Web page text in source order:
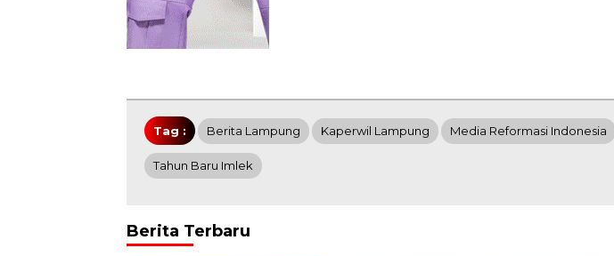
Tag : Berita Lampung Kaperwil Lampung Media Reformasi Indonesia
Tahun Baru Imlek
Berita Terbaru